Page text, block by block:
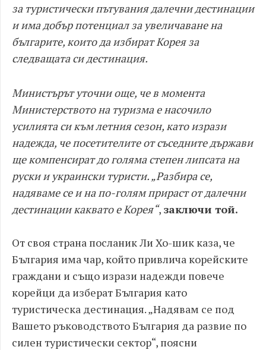
за туристически пътувания далечни дестинации
и има добър потенциал за увеличаване на
българите, които да избират Корея за
следващата си дестинация.
Министърът уточни още, че в момента
Министерството на туризма е насочило
усилията си към летния сезон, като изрази
надежда, че посетителите от съседните държави
ще компенсират до голяма степен липсата на
руски и украински туристи. „Разбира се,
надяваме се и на по-голям прираст от далечни
дестинации каквато е Корея“, заключи той.
От своя страна посланик Ли Хо-шик каза, че
България има чар, който привлича корейските
граждани и също изрази надежди повече
корейци да изберат България като
туристическа дестинация. „Надявам се под
Вашето ръководството България да развие по
силен туристически сектор“, поясни